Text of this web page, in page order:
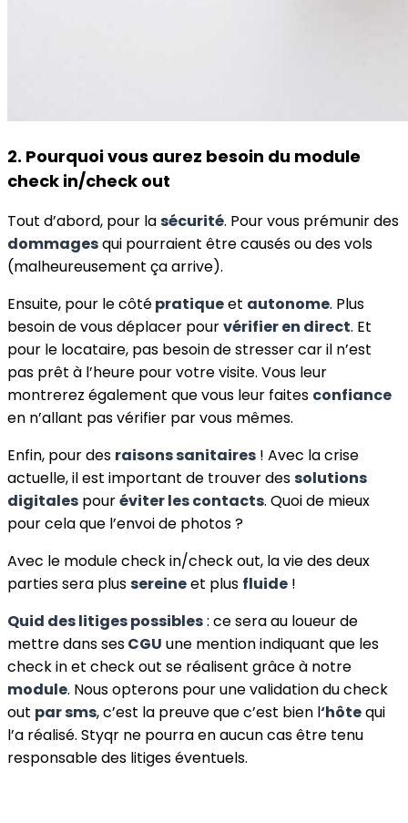
2. Pourquoi vous aurez besoin du module
check in/check out
Tout d’abord, pour lasécurité. Pour vous prémunir des
dommagesqui pourraient être causés ou des vols
(malheureusement ça arrive).
Ensuite, pour le côtépratiqueet autonome. Plus
besoin de vous déplacer pourvérifier en direct. Et
pour le locataire, pas besoin de stresser car il n’est
pas prêt à l’heure pour votre visite. Vous leur
montrerez également que vous leur faites confiance
en n’allant pas vérifier par vous mêmes.
Enfin, pour des raisons sanitaires ! Avec la crise
actuelle, il est important de trouver dessolutions
digitales pouréviter les contacts. Quoi de mieux
pour cela que l’envoi de photos ?
Avec le module check in/check out, la vie des deux
parties sera plussereineet plus fluide !
Quid des litiges possibles: ce sera au loueur de
mettre dans sesCGU une mention indiquant que les
check in et check out se réalisent grâce à notre
module. Nous opterons pour une validation du check
out par sms, c’est la preuve que c’est bien l‘hôtequi
l’a réalisé. Styqr ne pourra en aucun cas être tenu
responsable des litiges éventuels.